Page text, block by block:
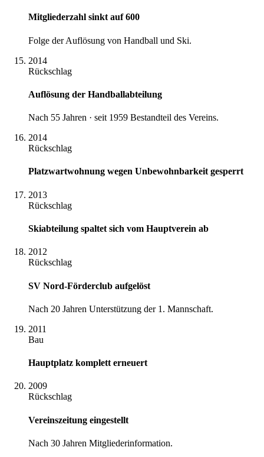
Mitgliederzahl sinkt auf 600
Folge der Auflösung von Handball und Ski.
2014
Rückschlag
Auflösung der Handballabteilung
Nach 55 Jahren · seit 1959 Bestandteil des Vereins.
2014
Rückschlag
Platzwartwohnung wegen Unbewohnbarkeit gesperrt
2013
Rückschlag
Skiabteilung spaltet sich vom Hauptverein ab
2012
Rückschlag
SV Nord-Förderclub aufgelöst
Nach 20 Jahren Unterstützung der 1. Mannschaft.
2011
Bau
Hauptplatz komplett erneuert
2009
Rückschlag
Vereinszeitung eingestellt
Nach 30 Jahren Mitgliederinformation.